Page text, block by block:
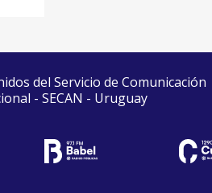
del Servicio de Comunicación
- SECAN - Uruguay